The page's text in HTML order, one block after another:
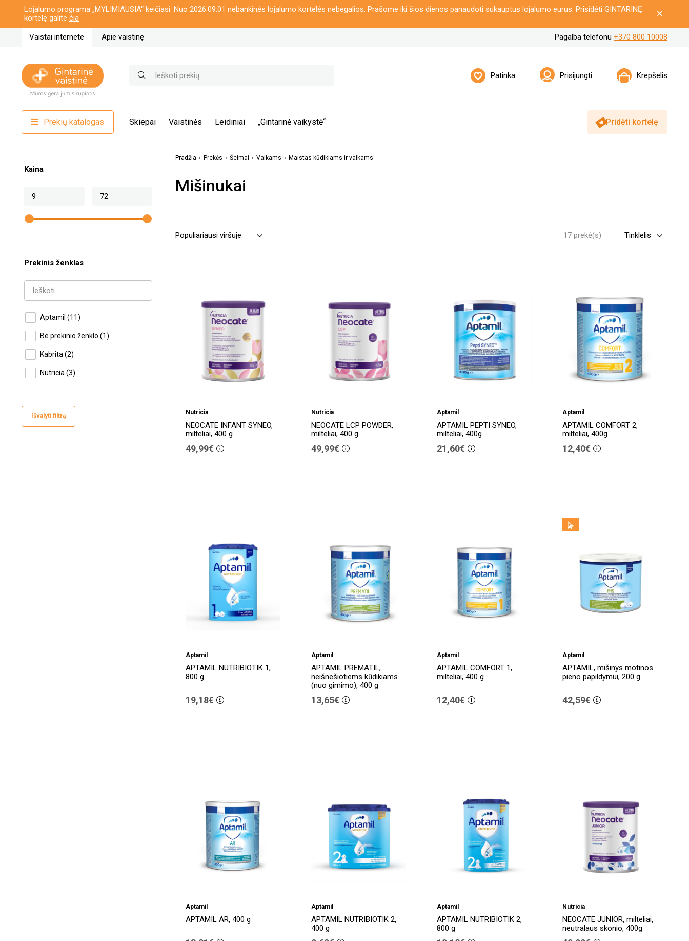
Lojalumo programa „MYLIMIAUSIA“ keičiasi. Nuo 2026.09.01 nebankinės lojalumo kortelės nebegalios. Prašome iki šios dienos panaudoti sukauptus lojalumo eurus. Prisidėti GINTARINĘ
kortelę galite čia
Vaistai internete Apie vaistinę Pagalba telefonu +370 800 10008
Patinka Prisijungti Krepšelis
Prekių katalogas Skiepai Vaistinės Leidiniai „Gintarinė vaikystė“ Pridėti kortelę
Kaina
Prekinis ženklas
Aptamil (11)
Be prekinio ženklo (1)
Kabrita (2)
Nutricia (3)
Išvalyti filtrą
Pradžia Prekės Šeimai Vaikams Maistas kūdikiams ir vaikams
Mišinukai
17 prekė(s)
Nutricia
NEOCATE INFANT SYNEO,
milteliai, 400 g
49,99€
Nutricia
NEOCATE LCP POWDER,
milteliai, 400 g
49,99€
Aptamil
APTAMIL PEPTI SYNEO,
milteliai, 400g
21,60€
Aptamil
APTAMIL COMFORT 2,
milteliai, 400g
12,40€
Aptamil
APTAMIL NUTRIBIOTIK 1,
800 g
19,18€
Aptamil
APTAMIL PREMATIL,
neišnešiotiems kūdikiams
(nuo gimimo), 400 g
13,65€
Aptamil
APTAMIL COMFORT 1,
milteliai, 400 g
12,40€
Aptamil
APTAMIL, mišinys motinos
pieno papildymui, 200 g
42,59€
Aptamil
APTAMIL AR, 400 g
Aptamil
APTAMIL NUTRIBIOTIK 2,
400 g
Aptamil
APTAMIL NUTRIBIOTIK 2,
800 g
Nutricia
NEOCATE JUNIOR, milteliai,
neutralaus skonio, 400g